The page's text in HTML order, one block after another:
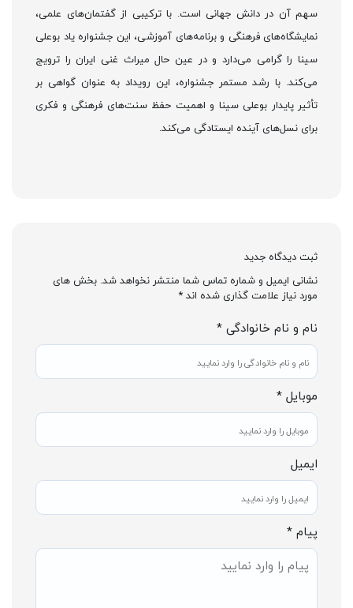
سهم آن در دانش جهانی است. با ترکیبی از گفتمان‌های علمی،
نمایشگاه‌های فرهنگی و برنامه‌های آموزشی، این جشنواره یاد بوعلی
سینا را گرامی می‌دارد و در عین حال میراث غنی ایران را ترویج
می‌کند. با رشد مستمر جشنواره، این رویداد به عنوان گواهی بر
تأثیر پایدار بوعلی سینا و اهمیت حفظ سنت‌های فرهنگی و فکری
برای نسل‌های آینده ایستادگی می‌کند.
ثبت دیدگاه جدید
نشانی ایمیل و شماره تماس شما منتشر نخواهد شد. بخش های
مورد نیاز علامت گذاری شده اند *
نام و نام خانوادگی *
موبایل *
ایمیل
پیام *